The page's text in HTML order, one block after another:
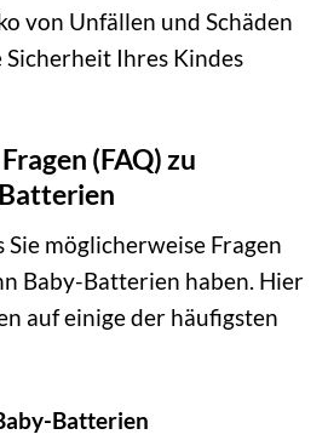
von Unfällen und Schäden
Ihres Kindes
(FAQ) zu
möglicherweise Fragen
Baby-Batterien haben. Hier
auf einige der häufigsten
Batterien